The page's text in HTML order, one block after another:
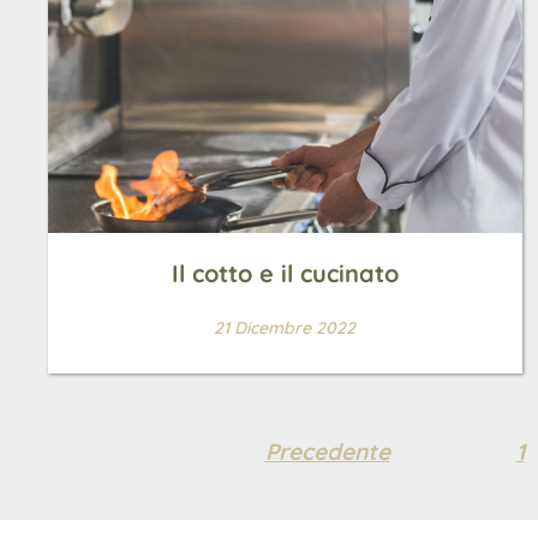
Il cotto e il cucinato
21 Dicembre 2022
Precedente 1